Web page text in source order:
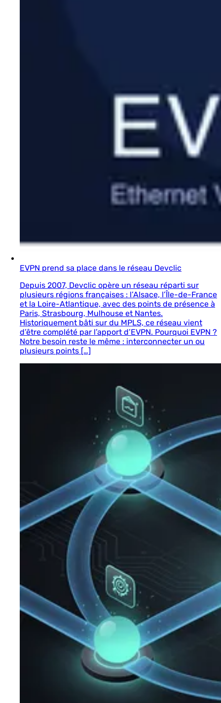
EVPN prend sa place dans le réseau Devclic
Depuis 2007, Devclic opère un réseau réparti sur
plusieurs régions françaises : l’Alsace, l’Île-de-France
et la Loire-Atlantique, avec des points de présence à
Paris, Strasbourg, Mulhouse et Nantes.
Historiquement bâti sur du MPLS, ce réseau vient
d’être complété par l’apport d’EVPN. Pourquoi EVPN ?
Notre besoin reste le même : interconnecter un ou
plusieurs points […]